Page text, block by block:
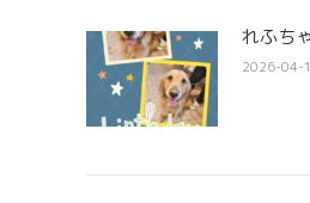
れふち
2026-04-